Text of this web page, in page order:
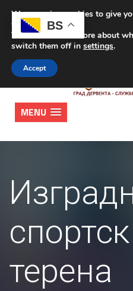
MENU
терена
BS
We are using cookies to give
website.
You can find out more about
switch them off in settings.
Accept